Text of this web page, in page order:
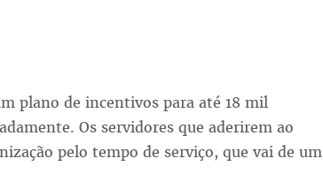
plano de incentivos para até 18 mil
Os servidores que aderirem ao
pelo tempo de serviço, que vai de um